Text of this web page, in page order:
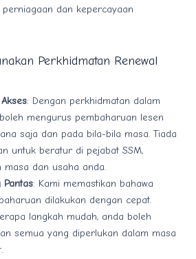
dan kepercayaan
Perkhidmatan Renewal
: Dengan perkhidmatan dalam
mengurus pembaharuan lesen
saja dan pada bila-bila masa. Tiada
untuk beratur di pejabat SSM,
masa dan usaha anda.
Pantas: Kami memastikan bahawa
dilakukan dengan cepat.
langkah mudah, anda boleh
semua yang diperlukan dalam masa